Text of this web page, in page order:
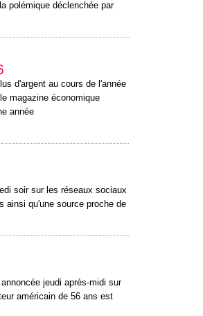
polémique déclenchée par
d'argent au cours de l'année
magazine économique
année
soir sur les réseaux sociaux
ainsi qu'une source proche de
annoncée jeudi après-midi sur
américain de 56 ans est